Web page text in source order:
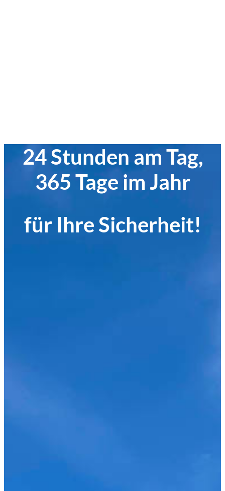
24 Stunden am Tag,
365 Tage im Jahr
für Ihre Sicherheit!